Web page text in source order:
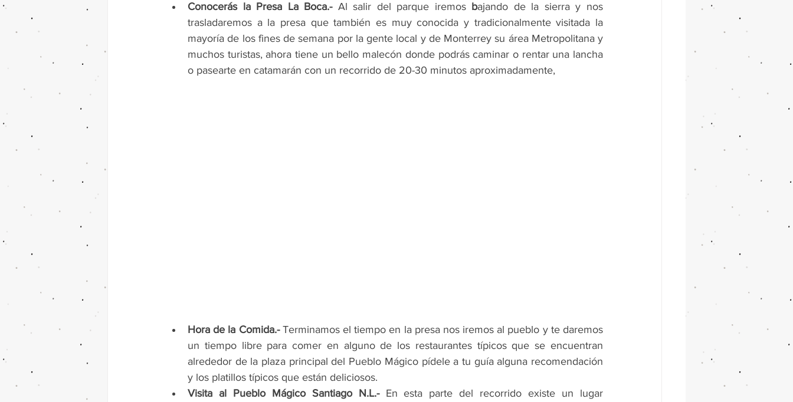
Conocerás la Presa La Boca.- Al salir del parque iremos bajando de la sierra y nos
trasladaremos a la presa que también es muy conocida y tradicionalmente visitada la
mayoría de los fines de semana por la gente local y de Monterrey su área Metropolitana y
muchos turistas, ahora tiene un bello malecón donde podrás caminar o rentar una lancha
o pasearte en catamarán con un recorrido de 20-30 minutos aproximadamente,
Hora de la Comida.- Terminamos el tiempo en la presa nos iremos al pueblo y te daremos
un tiempo libre para comer en alguno de los restaurantes típicos que se encuentran
alrededor de la plaza principal del Pueblo Mágico pídele a tu guía alguna recomendación
y los platillos típicos que están deliciosos.
Visita al Pueblo Mágico Santiago N.L.- En esta parte del recorrido existe un lugar